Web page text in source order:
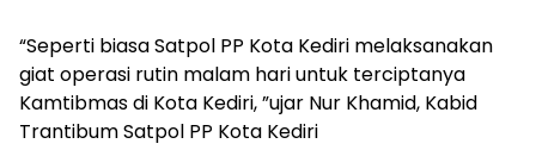
“Seperti biasa Satpol PP Kota Kediri melaksanakan
giat operasi rutin malam hari untuk terciptanya
Kamtibmas di Kota Kediri, ”ujar Nur Khamid, Kabid
Trantibum Satpol PP Kota Kediri